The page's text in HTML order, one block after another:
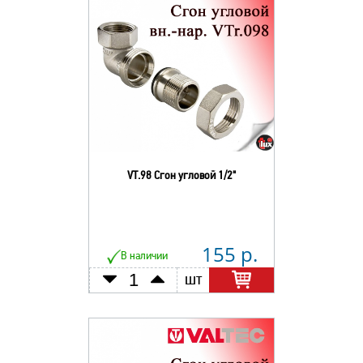
VT.98 Сгон угловой 1/2"
В наличии 155 р.
шт